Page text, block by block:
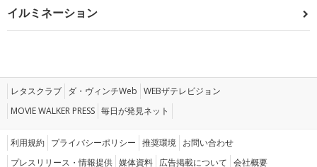
イルミネーション
レタスクラブ ダ・ヴィンチWeb WEBザテレビジョン
MOVIE WALKER PRESS 毎日が発見ネット
利用規約 プライバシーポリシー 推奨環境 お問い合わせ
プレスリリース・情報提供 媒体資料 広告掲載について 会社概要